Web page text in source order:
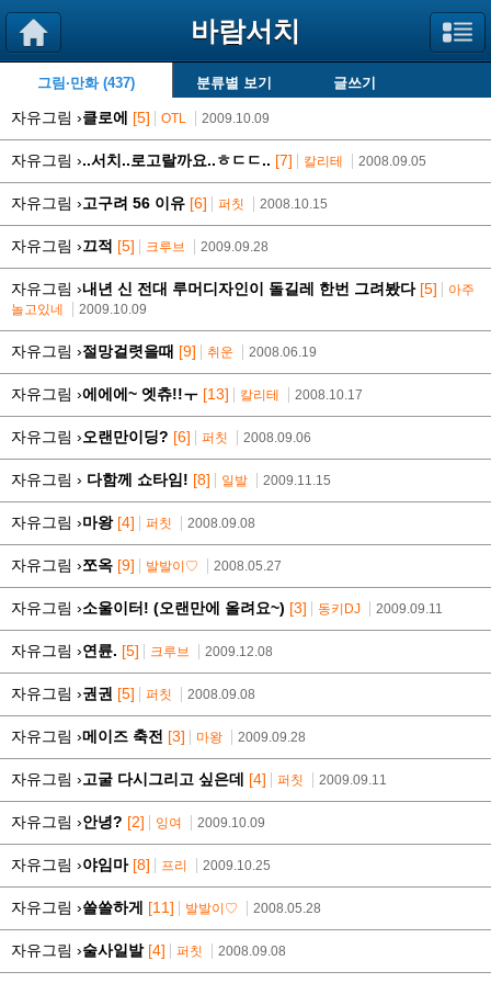
바람서치
그림·만화 (437) 분류별 보기 글쓰기
자유그림 ›클로에 [5] OTL 2009.10.09
자유그림 ›..서치..로고랄까요..ㅎㄷㄷ.. [7] 칼리테 2008.09.05
자유그림 ›고구려 56 이유 [6] 퍼칫 2008.10.15
자유그림 ›끄적 [5] 크루브 2009.09.28
자유그림 ›내년 신 전대 루머디자인이 돌길레 한번 그려봤다 [5]
아주
놀고있네
2009.10.09
자유그림 ›절망걸렷을때 [9] 취운 2008.06.19
자유그림 ›에에에~ 엣츄!!ㅜ [13] 칼리테 2008.10.17
자유그림 ›오랜만이딩? [6] 퍼칫 2008.09.06
자유그림 › 다함께 쇼타임! [8] 일발 2009.11.15
자유그림 ›마왕 [4] 퍼칫 2008.09.08
자유그림 ›쪼옥 [9] 발발이♡ 2008.05.27
자유그림 ›소울이터! (오랜만에 올려요~) [3] 동키DJ 2009.09.11
자유그림 ›연륜. [5] 크루브 2009.12.08
자유그림 ›권권 [5] 퍼칫 2008.09.08
자유그림 ›메이즈 축전 [3] 마왕 2009.09.28
자유그림 ›고굴 다시그리고 싶은데 [4] 퍼칫 2009.09.11
자유그림 ›안녕? [2] 잉여 2009.10.09
자유그림 ›야임마 [8] 프리 2009.10.25
자유그림 ›쓸쓸하게 [11] 발발이♡ 2008.05.28
자유그림 ›술사일발 [4] 퍼칫 2008.09.08